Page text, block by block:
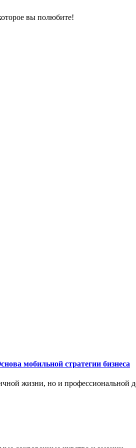
вы полюбите!
мобильной стратегии бизнеса
жизни, но и профессиональной